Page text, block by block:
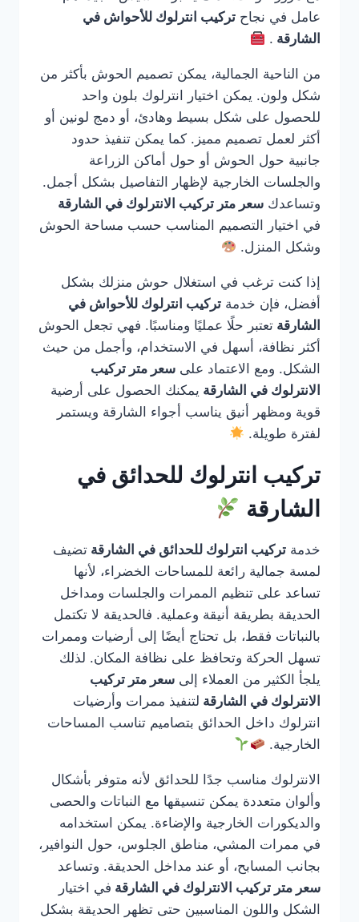
عامل في نجاح تركيب انترلوك للأحواش في
الشارقة .
من الناحية الجمالية، يمكن تصميم الحوش بأكثر من
شكل ولون. يمكن اختيار انترلوك بلون واحد
للحصول على شكل بسيط وهادئ، أو دمج لونين أو
أكثر لعمل تصميم مميز. كما يمكن تنفيذ حدود
جانبية حول الحوش أو حول أماكن الزراعة
والجلسات الخارجية لإظهار التفاصيل بشكل أجمل.
وتساعدك سعر متر تركيب الانترلوك في الشارقة
في اختيار التصميم المناسب حسب مساحة الحوش
وشكل المنزل.
إذا كنت ترغب في استغلال حوش منزلك بشكل
أفضل، فإن خدمة تركيب انترلوك للأحواش في
الشارقة تعتبر حلًا عمليًا ومناسبًا. فهي تجعل الحوش
أكثر نظافة، أسهل في الاستخدام، وأجمل من حيث
الشكل. ومع الاعتماد على سعر متر تركيب
الانترلوك في الشارقة يمكنك الحصول على أرضية
قوية ومظهر أنيق يناسب أجواء الشارقة ويستمر
لفترة طويلة.
تركيب انترلوك للحدائق في
الشارقة
خدمة تركيب انترلوك للحدائق في الشارقة تضيف
لمسة جمالية رائعة للمساحات الخضراء، لأنها
تساعد على تنظيم الممرات والجلسات ومداخل
الحديقة بطريقة أنيقة وعملية. فالحديقة لا تكتمل
بالنباتات فقط، بل تحتاج أيضًا إلى أرضيات وممرات
تسهل الحركة وتحافظ على نظافة المكان. لذلك
يلجأ الكثير من العملاء إلى سعر متر تركيب
الانترلوك في الشارقة لتنفيذ ممرات وأرضيات
انترلوك داخل الحدائق بتصاميم تناسب المساحات
الخارجية.
الانترلوك مناسب جدًا للحدائق لأنه متوفر بأشكال
وألوان متعددة يمكن تنسيقها مع النباتات والحصى
والديكورات الخارجية والإضاءة. يمكن استخدامه
في ممرات المشي، مناطق الجلوس، حول النوافير،
بجانب المسابح، أو عند مداخل الحديقة. وتساعد
سعر متر تركيب الانترلوك في الشارقة في اختيار
الشكل واللون المناسبين حتى تظهر الحديقة بشكل